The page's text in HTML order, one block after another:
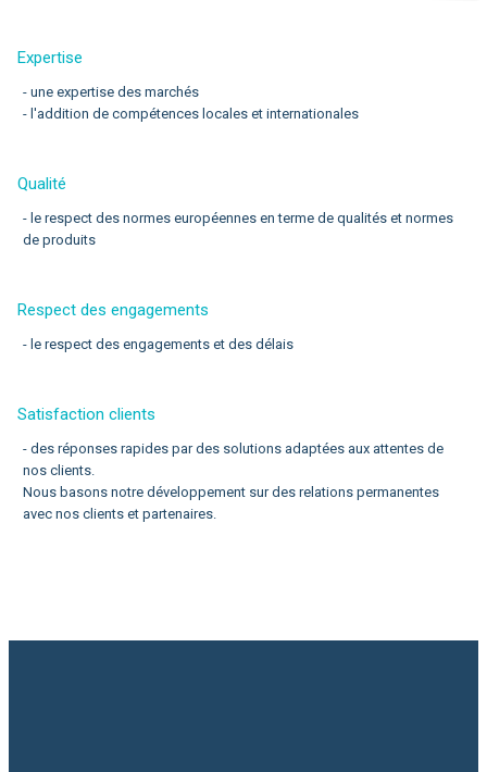
Expertise
- une expertise des marchés
- l'addition de compétences locales et internationales
Qualité
- le respect des normes européennes en terme de qualités et normes
de produits
Respect des engagements
- le respect des engagements et des délais
Satisfaction clients
- des réponses rapides par des solutions adaptées aux attentes de
nos clients.
Nous basons notre développement sur des relations permanentes
avec nos clients et partenaires.